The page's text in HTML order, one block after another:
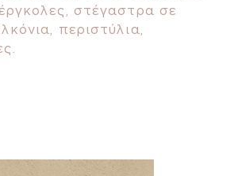
στέγαστρα σε
περιστύλια,